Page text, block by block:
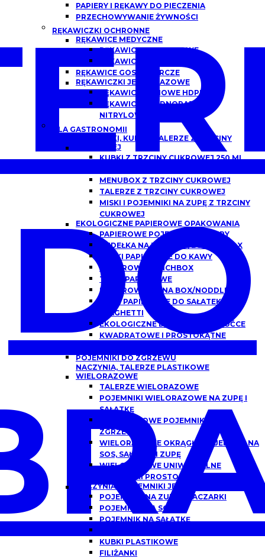
DO
PAPIERY I RĘKAWY DO PIECZENIA
PRZECHOWYWANIE ŻYWNOŚCI
RĘKAWICZKI OCHRONNE
RĘKAWICE MEDYCZNE
RĘKAWICZKI NITRYLOWE
RĘKAWICZKI LATEKSOWE
RĘKAWICE GOSPODARCZE
RĘKAWICZKI JEDNORAZOWE
RĘKAWICE FOLIOWE HDPE
RĘKAWICZKI JEDNORAZOWE
NITRYLOWE
DLA GASTRONOMII
POJEMNIKI, KUBKI I TALERZE Z TRZCINY
CUKROWEJ
KUBKI Z TRZCINY CUKROWEJ 250 ML,
MENUBOX Z TRZCINY CUKROWEJ
TALERZE Z TRZCINY CUKROWEJ
MISKI I POJEMNIKI NA ZUPĘ Z TRZCINY
CUKROWEJ
EKOLOGICZNE PAPIEROWE OPAKOWANIA
PAPIEROWE POJEMNIKI DO ZUPY
PUDEŁKA NA BURGERY/BURGER BOX
KUBKI PAPIEROWE DO KAWY
PAPIEROWE LUNCHBOX
TACKI PAPIEROWE
PAPIEROWE CHINA BOX/NODDLEBOX
MISKI PAPIEROWE DO SAŁATEK,
SPAGHETTI
EKOLOGICZNE DREWNIANE SZTUĆCE
KWADRATOWE I PROSTOKĄTNE
POJEMNIKI DO ZGRZEWU
NACZYNIA, TALERZE PLASTIKOWE
WIELORAZOWE
TALERZE WIELORAZOWE
POJEMNIKI WIELORAZOWE NA ZUPĘ I
SAŁATKĘ
WIELORAZOWE POJEMNIKI DO
ZGRZEWU
WIELORAZOWE OKRĄGŁE POJEMNIKI NA
SOS, SAŁATKĘ I ZUPĘ
WIELORAZOWE UNIWERSALNE
POJEMNIKI PROSTOKĄTNE
NACZYNIA I POJEMNIKI JEDNORAZOWE
POJEMNIKI NA ZUPĘ, FLACZARKI
POJEMNIKI NA SOS
POJEMNIK NA SAŁATKĘ
KUBKI PLASTIKOWE
FILIŻANKI